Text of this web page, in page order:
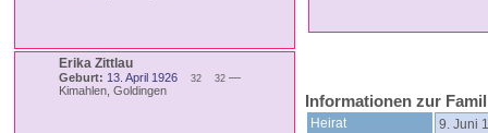
Erika Zittlau
Geburt: 13. April 1926 32 32 —
Kimahlen, Goldingen
Informationen zur
Heirat
9. Juni